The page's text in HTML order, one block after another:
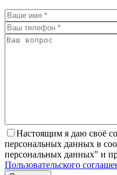
Настоящим я даю своё
персональных данных в
персональных данных" и
Пользовательского